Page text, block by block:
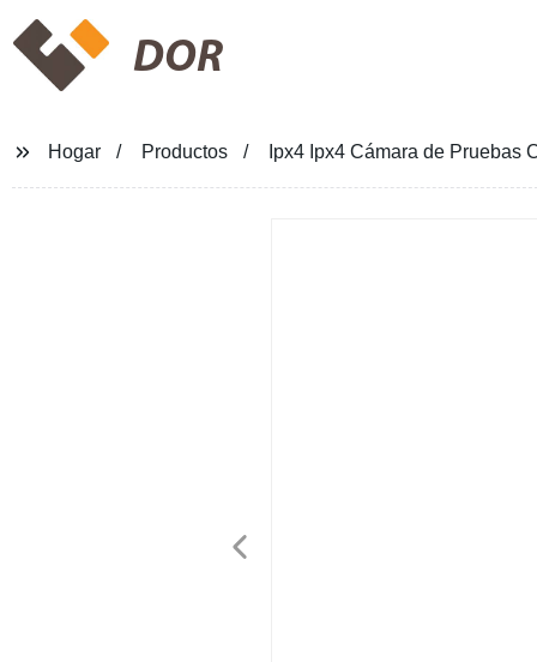
DOR
Hogar Productos Ipx4 Ipx4 Cámara de Pruebas